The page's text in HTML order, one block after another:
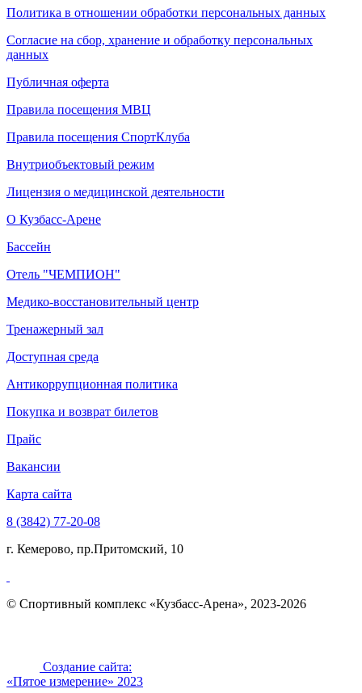
Политика в отношении обработки персональных данных
Согласие на сбор, хранение и обработку персональных
данных
Публичная оферта
Правила посещения МВЦ
Правила посещения СпортКлуба
Внутриобъектовый режим
Лицензия о медицинской деятельности
О Кузбасс-Арене
Бассейн
Отель "ЧЕМПИОН"
Медико-восстановительный центр
Тренажерный зал
Доступная среда
Антикоррупционная политика
Покупка и возврат билетов
Прайс
Вакансии
Карта сайта
8 (3842) 77-20-08
г. Кемерово, пр.Притомский, 10
© Спортивный комплекс «Кузбасс-Арена», 2023-2026
Создание сайта:
«Пятое измерение» 2023